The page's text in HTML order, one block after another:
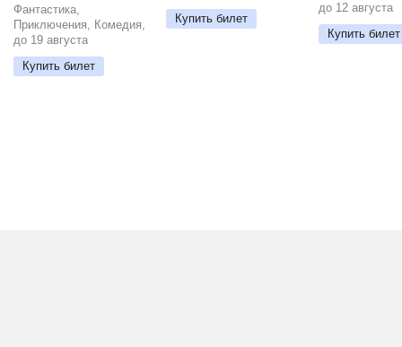
Фантастика,
Приключения, Комедия,
до 19 августа
Купить билет
Купить билет
до 12 августа
Купить билет